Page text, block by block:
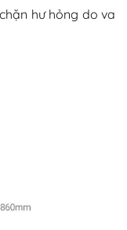
hư hỏng do va